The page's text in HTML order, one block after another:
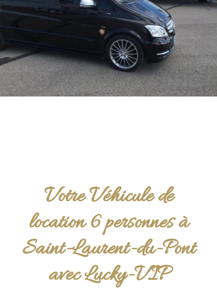
Votre Véhicule de
location 6 personnes à
Saint-Laurent-du-Pont
avec Lucky-VIP